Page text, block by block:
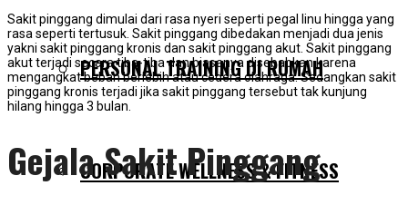
PERSONAL TRAINING DI RUMAH
CORPORATE WELLNESS & FITNESS
Sakit pinggang dimulai dari rasa nyeri seperti pegal linu hingga yang
rasa seperti tertusuk. Sakit pinggang dibedakan menjadi dua jenis
yakni sakit pinggang kronis dan sakit pinggang akut. Sakit pinggang
akut terjadi secara tiba-tiba dan biasanya disebabkan karena
mengangkat beban berlebih atau cedera olahraga. Sedangkan sakit
pinggang kronis terjadi jika sakit pinggang tersebut tak kunjung
hilang hingga 3 bulan.
Gejala Sakit Pinggang